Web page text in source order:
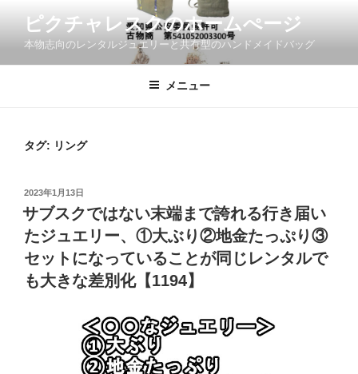
ン
ピクチャレスクのホームぺージ
本物志向のレンタルジュエリーと共有型のハンドメイドバッグ
メニュー
タグ: リング
投
稿
日:
2023年1月13日
サブスクではない末端まで誇れる行き届い
たジュエリー、①大ぶり②地金たっぷり③
セットになっていることが同じレンタルで
も大きな差別化【1194】